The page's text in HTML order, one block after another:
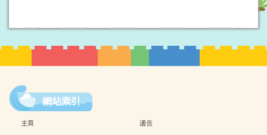
網站索引
主頁
通告